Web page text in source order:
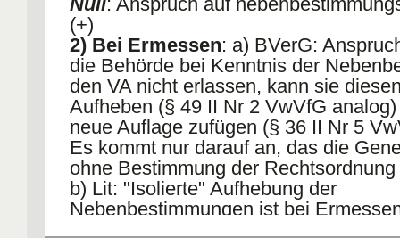
(+)
2) Bei Ermessen: a) BVerG:
die Behörde bei Kenntnis der
den VA nicht erlassen, kann sie
Aufheben (§ 49 II Nr 2 VwVfG
neue Auflage zufügen (§ 36 II Nr 5
Es kommt nur darauf an, das die
ohne Bestimmung der
b) Lit: "Isolierte" Aufhebung der
Nebenbestimmungen ist bei